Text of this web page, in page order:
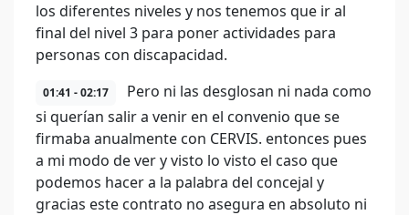
los diferentes niveles y nos tenemos que ir al
final del nivel 3 para poner actividades para
personas con discapacidad.
01:41 - 02:17
Pero ni las desglosan ni nada como
si querían salir a venir en el convenio que se
firmaba anualmente con CERVIS. entonces pues
a mi modo de ver y visto lo visto el caso que
podemos hacer a la palabra del concejal y
gracias este contrato no asegura en absoluto ni